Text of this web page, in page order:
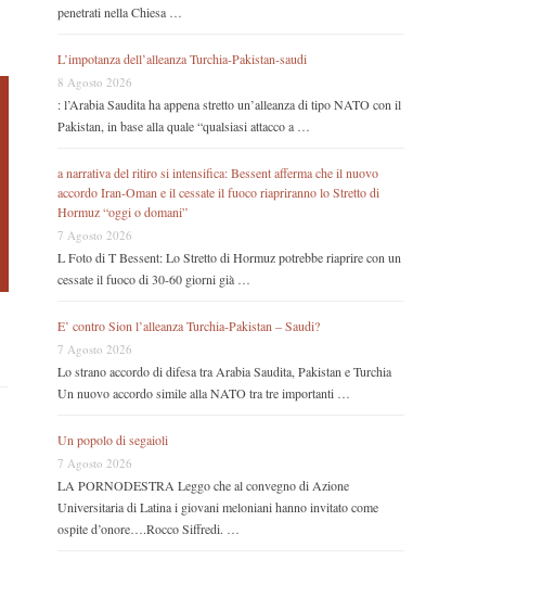
penetrati nella Chiesa …
L’impotanza dell’alleanza Turchia-Pakistan-saudi
8 Agosto 2026
: l’Arabia Saudita ha appena stretto un’alleanza di tipo NATO con il
Pakistan, in base alla quale “qualsiasi attacco a …
a narrativa del ritiro si intensifica: Bessent afferma che il nuovo
accordo Iran-Oman e il cessate il fuoco riapriranno lo Stretto di
Hormuz “oggi o domani”
7 Agosto 2026
L Foto di T Bessent: Lo Stretto di Hormuz potrebbe riaprire con un
cessate il fuoco di 30-60 giorni già …
E’ contro Sion l’alleanza Turchia-Pakistan – Saudi?
7 Agosto 2026
Lo strano accordo di difesa tra Arabia Saudita, Pakistan e Turchia
Un nuovo accordo simile alla NATO tra tre importanti …
Un popolo di segaioli
7 Agosto 2026
LA PORNODESTRA Leggo che al convegno di Azione
Universitaria di Latina i giovani meloniani hanno invitato come
ospite d’onore….Rocco Siffredi. …